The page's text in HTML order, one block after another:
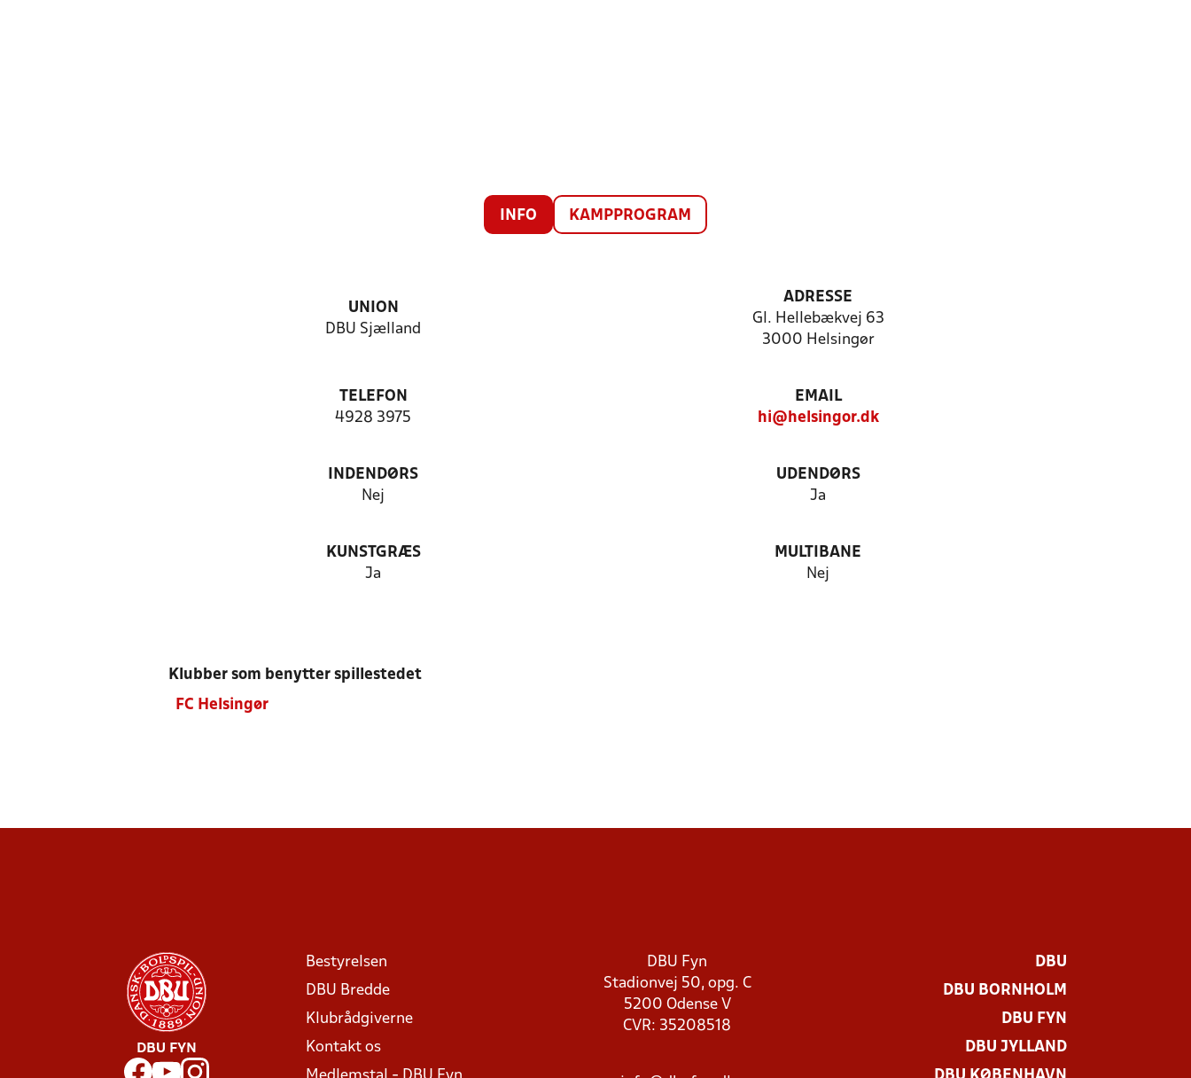
INFO KAMPPROGRAM
UNION
DBU Sjælland
ADRESSE
Gl. Hellebækvej 63
3000 Helsingør
TELEFON
4928 3975
EMAIL
hi@helsingor.dk
INDENDØRS
Nej
UDENDØRS
Ja
KUNSTGRÆS
Ja
MULTIBANE
Nej
Klubber som benytter spillestedet
FC Helsingør
DBU FYN
Bestyrelsen
DBU Bredde
Klubrådgiverne
Kontakt os
DBU Fyn
Stadionvej 50, opg. C
5200 Odense V
CVR: 35208518
DBU
DBU BORNHOLM
DBU FYN
DBU JYLLAND